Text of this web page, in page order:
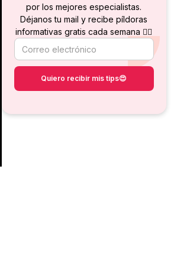
por los mejores especialistas.
Déjanos tu mail y recibe píldoras
informativas gratis cada semana 👇🏻